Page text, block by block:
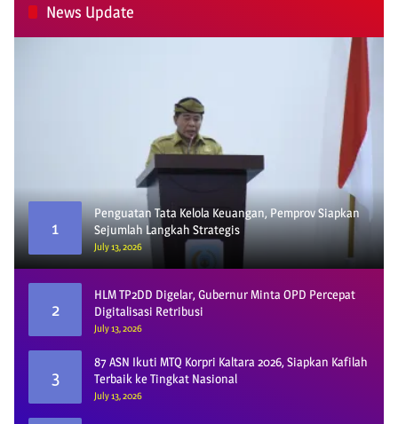
News Update
1
Penguatan Tata Kelola Keuangan, Pemprov Siapkan
Sejumlah Langkah Strategis
July 13, 2026
2
HLM TP2DD Digelar, Gubernur Minta OPD Percepat
Digitalisasi Retribusi
July 13, 2026
3
87 ASN Ikuti MTQ Korpri Kaltara 2026, Siapkan Kafilah
Terbaik ke Tingkat Nasional
July 13, 2026